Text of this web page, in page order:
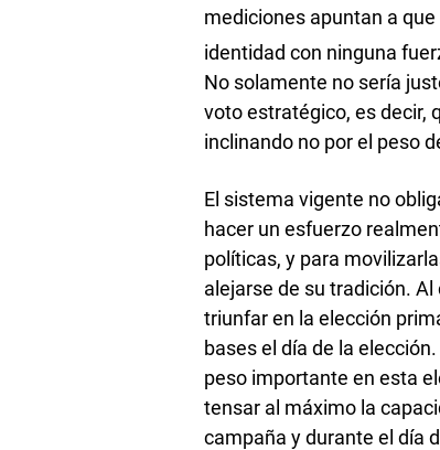
mediciones apuntan a
identidad con ninguna
No solamente no sería
voto estratégico, es decir,
inclinando no por el peso
El sistema vigente no
hacer un esfuerzo
políticas, y para
alejarse de su tradición.
triunfar en la elección
bases el día de la
peso importante en esta
tensar al máximo la
campaña y durante el día